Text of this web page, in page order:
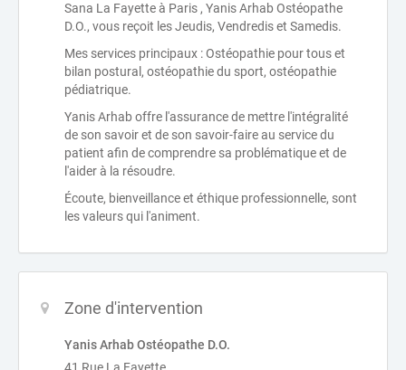
Sana La Fayette à Paris , Yanis Arhab Ostéopathe
D.O., vous reçoit les Jeudis, Vendredis et Samedis.
Mes services principaux : Ostéopathie pour tous et
bilan postural, ostéopathie du sport, ostéopathie
pédiatrique.
Yanis Arhab offre l'assurance de mettre l'intégralité
de son savoir et de son savoir-faire au service du
patient afin de comprendre sa problématique et de
l'aider à la résoudre.
Écoute, bienveillance et éthique professionnelle, sont
les valeurs qui l'animent.
Zone d'intervention
Yanis Arhab Ostéopathe D.O.